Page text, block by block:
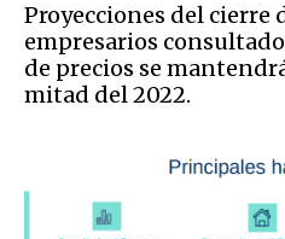
Proyecciones del cierre
empresarios
de precios se
mitad del 2022.